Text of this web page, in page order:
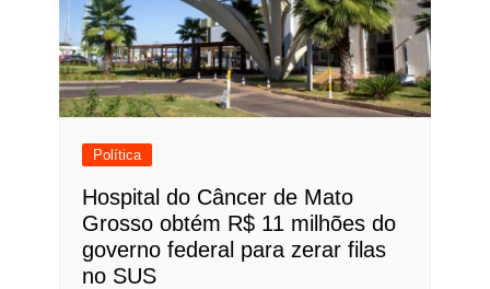
Política
Hospital do Câncer de Mato
Grosso obtém R$ 11 milhões do
governo federal para zerar filas
no SUS